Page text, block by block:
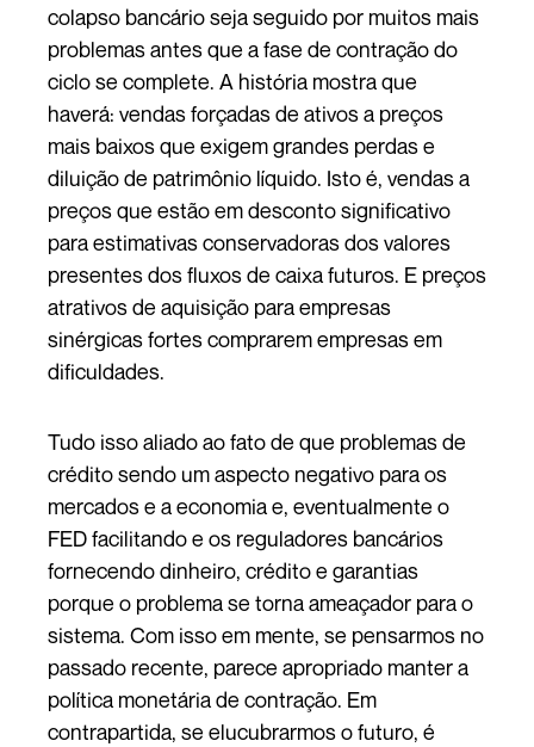
colapso bancário seja seguido por muitos mais
problemas antes que a fase de contração do
ciclo se complete. A história mostra que
haverá: vendas forçadas de ativos a preços
mais baixos que exigem grandes perdas e
diluição de patrimônio líquido. Isto é, vendas a
preços que estão em desconto significativo
para estimativas conservadoras dos valores
presentes dos fluxos de caixa futuros. E preços
atrativos de aquisição para empresas
sinérgicas fortes comprarem empresas em
dificuldades.
Tudo isso aliado ao fato de que problemas de
crédito sendo um aspecto negativo para os
mercados e a economia e, eventualmente o
FED facilitando e os reguladores bancários
fornecendo dinheiro, crédito e garantias
porque o problema se torna ameaçador para o
sistema. Com isso em mente, se pensarmos no
passado recente, parece apropriado manter a
política monetária de contração. Em
contrapartida, se elucubrarmos o futuro, é